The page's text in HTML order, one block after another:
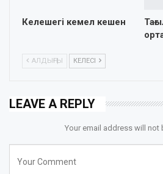
Келешегі кемел кешен
АЛДЫҢҒЫ КЕЛЕСІ
LEAVE A REPLY
Your email address will not